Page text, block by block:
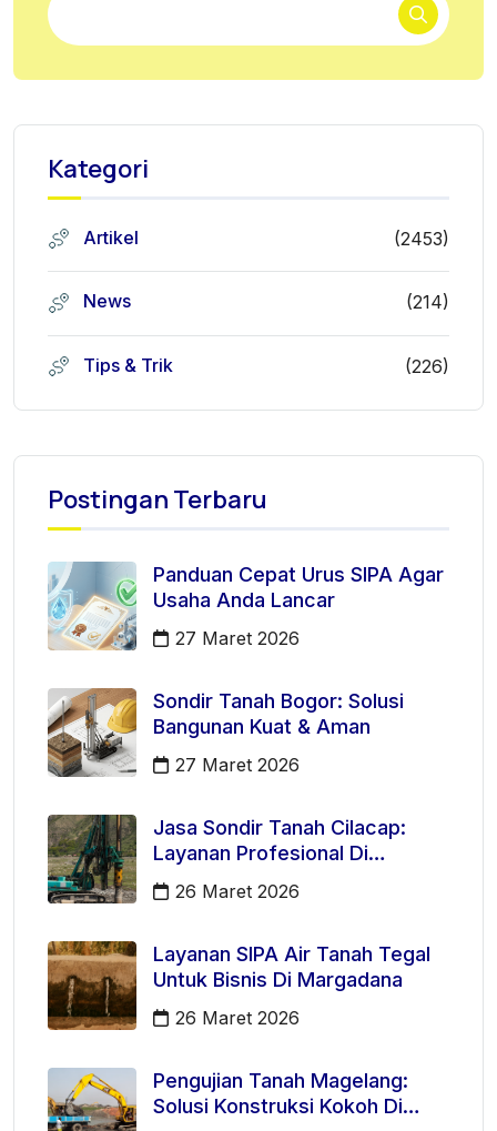
Kategori
Artikel (2453)
News (214)
Tips & Trik (226)
Postingan Terbaru
Panduan Cepat Urus SIPA Agar
Usaha Anda Lancar
27 Maret 2026
Sondir Tanah Bogor: Solusi
Bangunan Kuat & Aman
27 Maret 2026
Jasa Sondir Tanah Cilacap:
Layanan Profesional Di
Kecamatan Majenang
26 Maret 2026
Layanan SIPA Air Tanah Tegal
Untuk Bisnis Di Margadana
26 Maret 2026
Pengujian Tanah Magelang:
Solusi Konstruksi Kokoh Di